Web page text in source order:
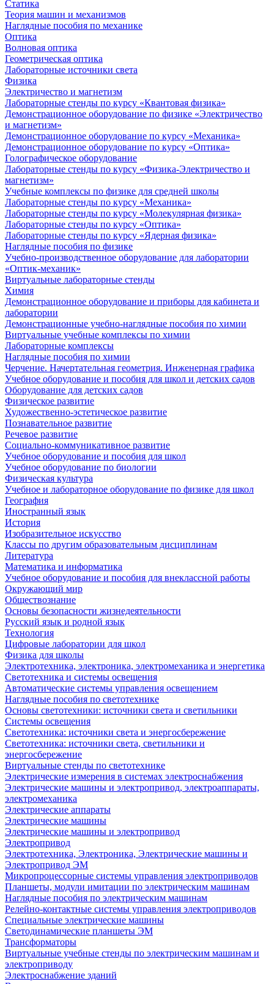
Статика
Теория машин и механизмов
Наглядные пособия по механике
Оптика
Волновая оптика
Геометрическая оптика
Лабораторные источники света
Физика
Электричество и магнетизм
Лабораторные стенды по курсу «Квантовая физика»
Демонстрационное оборудование по физике «Электричество
и магнетизм»
Демонстрационное оборудование по курсу «Механика»
Демонстрационное оборудование по курсу «Оптика»
Голографическое оборудование
Лабораторные стенды по курсу «Физика-Электричество и
магнетизм»
Учебные комплексы по физике для средней школы
Лабораторные стенды по курсу «Механика»
Лабораторные стенды по курсу «Молекулярная физика»
Лабораторные стенды по курсу «Оптика»
Лабораторные стенды по курсу «Ядерная физика»
Наглядные пособия по физике
Учебно-производственное оборудование для лаборатории
«Оптик-механик»
Виртуальные лабораторные стенды
Химия
Демонстрационное оборудование и приборы для кабинета и
лаборатории
Демонстрационные учебно-наглядные пособия по химии
Виртуальные учебные комплексы по химии
Лабораторные комплексы
Наглядные пособия по химии
Черчение. Начертательная геометрия. Инженерная графика
Учебное оборудование и пособия для школ и детских садов
Оборудование для детских садов
Физическое развитие
Художественно-эстетическое развитие
Познавательное развитие
Речевое развитие
Социально-коммуникативное развитие
Учебное оборудование и пособия для школ
Учебное оборудование по биологии
Физическая культура
Учебное и лабораторное оборудование по физике для школ
География
Иностранный язык
История
Изобразительное искусство
Классы по другим образовательным дисциплинам
Литература
Математика и информатика
Учебное оборудование и пособия для внеклассной работы
Окружающий мир
Обществознание
Основы безопасности жизнедеятельности
Русский язык и родной язык
Технология
Цифровые лаборатории для школ
Физика для школы
Электротехника, электроника, электромеханика и энергетика
Светотехника и системы освещения
Автоматические системы управления освещением
Наглядные пособия по светотехнике
Основы светотехники: источники света и светильники
Системы освещения
Светотехника: источники света и энергосбережение
Светотехника: источники света, светильники и
энергосбережение
Виртуальные стенды по светотехнике
Электрические измерения в системах электроснабжения
Электрические машины и электропривод, электроаппараты,
электромеханика
Электрические аппараты
Электрические машины
Электрические машины и электропривод
Электропривод
Электротехника, Электроника, Электрические машины и
Электропривод ЭМ
Микропроцессорные системы управления электроприводов
Планшеты, модули имитации по электрическим машинам
Наглядные пособия по электрическим машинам
Релейно-контактные системы управления электроприводов
Специальные электрические машины
Светодинамические планшеты ЭМ
Трансформаторы
Виртуальные учебные стенды по электрическим машинам и
электроприводу
Электроснабжение зданий